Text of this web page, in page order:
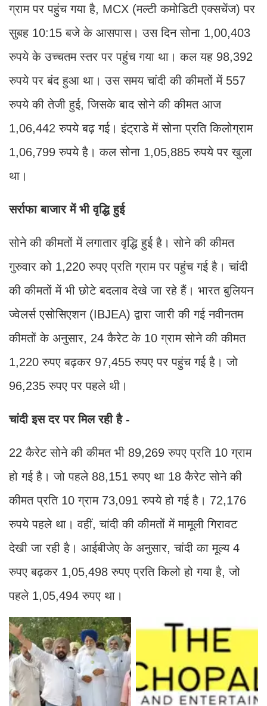
ग्राम पर पहुंच गया है, MCX (मल्टी कमोडिटी एक्सचेंज) पर
सुबह 10:15 बजे के आसपास। उस दिन सोना 1,00,403
रुपये के उच्चतम स्तर पर पहुंच गया था। कल यह 98,392
रुपये पर बंद हुआ था। उस समय चांदी की कीमतों में 557
रुपये की तेजी हुई, जिसके बाद सोने की कीमत आज
1,06,442 रुपये बढ़ गई। इंट्राडे में सोना प्रति किलोग्राम
1,06,799 रुपये है। कल सोना 1,05,885 रुपये पर खुला
था।
सर्राफा बाजार में भी वृद्धि हुई
सोने की कीमतों में लगातार वृद्धि हुई है। सोने की कीमत
गुरुवार को 1,220 रुपए प्रति ग्राम पर पहुंच गई है। चांदी
की कीमतों में भी छोटे बदलाव देखे जा रहे हैं। भारत बुलियन
ज्वेलर्स एसोसिएशन (IBJEA) द्वारा जारी की गई नवीनतम
कीमतों के अनुसार, 24 कैरेट के 10 ग्राम सोने की कीमत
1,220 रुपए बढ़कर 97,455 रुपए पर पहुंच गई है। जो
96,235 रुपए पर पहले थी।
चांदी इस दर पर मिल रही है -
22 कैरेट सोने की कीमत भी 89,269 रुपए प्रति 10 ग्राम
हो गई है। जो पहले 88,151 रुपए था 18 कैरेट सोने की
कीमत प्रति 10 ग्राम 73,091 रुपये हो गई है। 72,176
रुपये पहले था। वहीं, चांदी की कीमतों में मामूली गिरावट
देखी जा रही है। आईबीजेए के अनुसार, चांदी का मूल्य 4
रुपए बढ़कर 1,05,498 रुपए प्रति किलो हो गया है, जो
पहले 1,05,494 रुपए था।